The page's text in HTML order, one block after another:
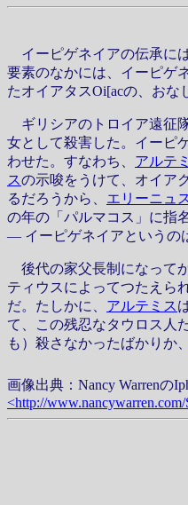
イーピゲネイアの伝承に
要素のなかには、イーピゲ
たオイアタスOi[acの、おな
ギリシアのトロイア遠征
女として殺害した。イーピ
わせた。すなわち、 アルテ
スの示唆をうけて、オイア
るだろうから、 エリーニュ
の年の「パルマコス」に指
— イーピゲネイアというの
後代の家父長制になって
ティウスによってつたえら
だ。たしかに、 アルテミス
て、この残忍なタウロス人
も）殺さなかったばかりか、
画像出典：Nancy Warrenの
<http://